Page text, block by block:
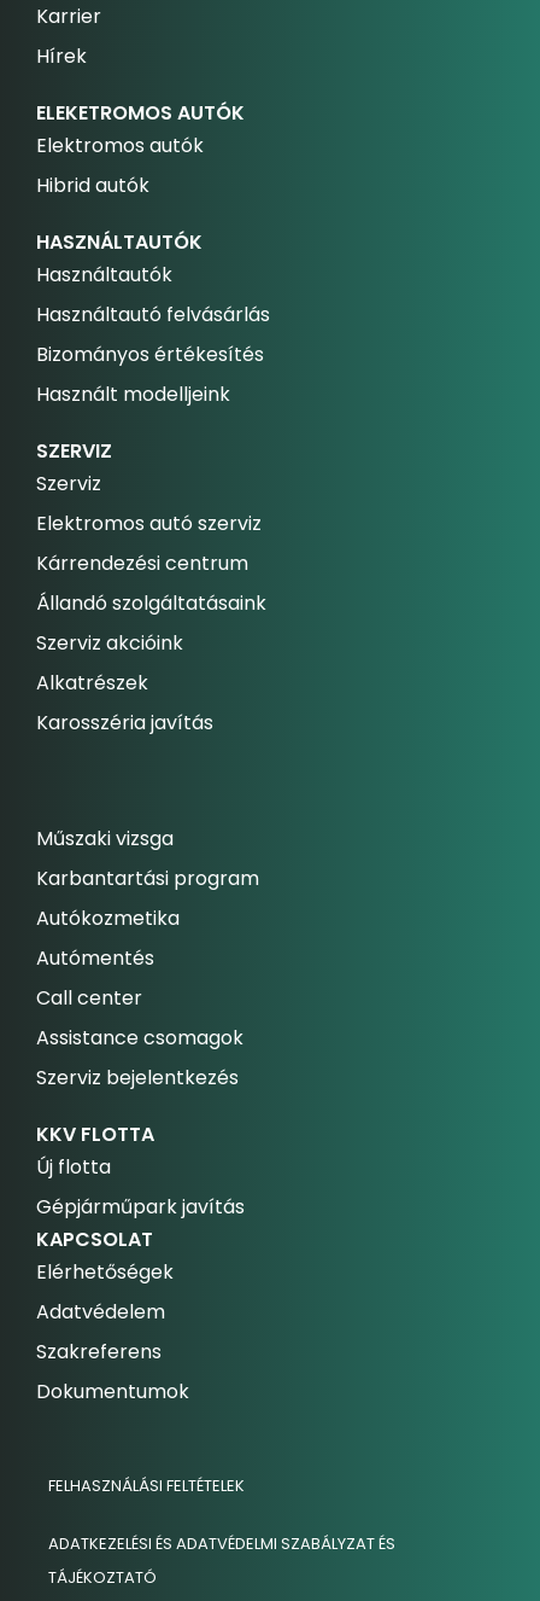
Karrier
Hírek
ELEKETROMOS AUTÓK
Elektromos autók
Hibrid autók
HASZNÁLTAUTÓK
Használtautók
Használtautó felvásárlás
Bizományos értékesítés
Használt modelljeink
SZERVIZ
Szerviz
Elektromos autó szerviz
Kárrendezési centrum
Állandó szolgáltatásaink
Szerviz akcióink
Alkatrészek
Karosszéria javítás
Műszaki vizsga
Karbantartási program
Autókozmetika
Autómentés
Call center
Assistance csomagok
Szerviz bejelentkezés
KKV FLOTTA
Új flotta
Gépjárműpark javítás
KAPCSOLAT
Elérhetőségek
Adatvédelem
Szakreferens
Dokumentumok
FELHASZNÁLÁSI FELTÉTELEK
ADATKEZELÉSI ÉS ADATVÉDELMI SZABÁLYZAT ÉS
TÁJÉKOZTATÓ